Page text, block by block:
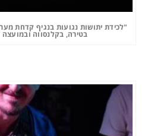
"לכידת יתושות נגועות בנגיף קדחת
בטירה, בקלנסווה